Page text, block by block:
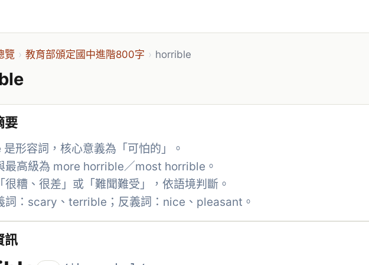
覽 › 教育部頒定國中進階800字 › horrible
要
形容詞，核心意義為「可怕的」。
最高級為 more horrible／most horrible。
很糟、很差」或「難聞難受」，依語境判斷。
詞：scary、terrible；反義詞：nice、pleasant。
訊